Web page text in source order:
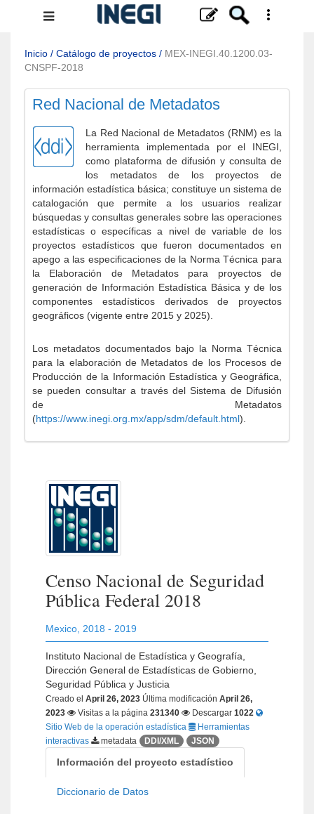
Menú
navegación
Inicio / Catálogo de proyectos / MEX-INEGI.40.1200.03-
CNSPF-2018
Red Nacional de Metadatos
La Red Nacional de Metadatos (RNM) es la
herramienta implementada por el INEGI,
como plataforma de difusión y consulta de
los metadatos de los proyectos de
información estadística básica; constituye un sistema de
catalogación que permite a los usuarios realizar
búsquedas y consultas generales sobre las operaciones
estadísticas o específicas a nivel de variable de los
proyectos estadísticos que fueron documentados en
apego a las especificaciones de la Norma Técnica para
la Elaboración de Metadatos para proyectos de
generación de Información Estadística Básica y de los
componentes estadísticos derivados de proyectos
geográficos (vigente entre 2015 y 2025).
Los metadatos documentados bajo la Norma Técnica
para la elaboración de Metadatos de los Procesos de
Producción de la Información Estadística y Geográfica,
se pueden consultar a través del Sistema de Difusión
de Metadatos
(https://www.inegi.org.mx/app/sdm/default.html).
Censo Nacional de Seguridad
Pública Federal 2018
Mexico 2018 - 2019
Instituto Nacional de Estadística y Geografía,
Dirección General de Estadísticas de Gobierno,
Seguridad Pública y Justicia
Creado el April 26, 2023 Última modificación April 26,
2023
Visitas a la página 231340 Descargar 1022
Sitio Web de la operación estadística
Herramientas
interactivas
metadata DDI/XML JSON
Información del proyecto estadístico
Diccionario de Datos